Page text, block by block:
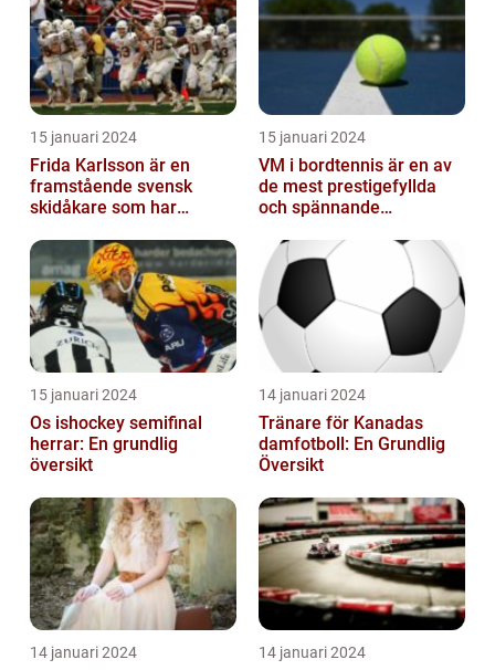
15 januari 2024
Frida Karlsson är en
framstående svensk
skidåkare som har
med sin talang och pr...
15 januari 2024
VM i bordtennis är en av
de mest prestigefyllda
och spännande
sporten varje år
15 januari 2024
Os ishockey semifinal
herrar: En grundlig
översikt
14 januari 2024
Tränare för Kanadas
damfotboll: En Grundlig
Översikt
14 januari 2024 14 januari 2024